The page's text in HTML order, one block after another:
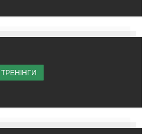
ТРЕНІНГИ